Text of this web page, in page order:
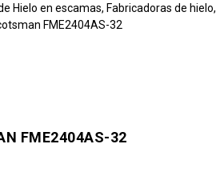
Hielo en escamas, Fabricadoras de hielo,
FME2404AS-32
FME2404AS-32